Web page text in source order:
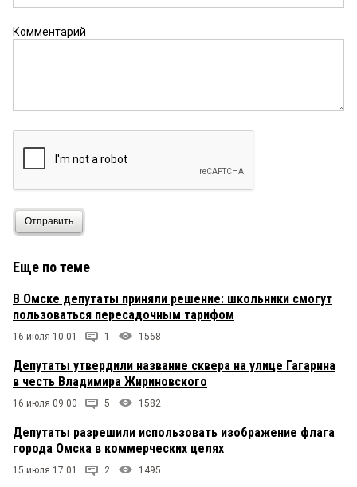
Комментарий
Отправить
Еще по теме
В Омске депутаты приняли решение: школьники смогут
пользоваться пересадочным тарифом
16 июля 10:01 1 1568
Депутаты утвердили название сквера на улице Гагарина
в честь Владимира Жириновского
16 июля 09:00 5 1582
Депутаты разрешили использовать изображение флага
города Омска в коммерческих целях
15 июля 17:01 2 1495